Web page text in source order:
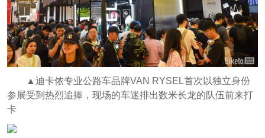
▲迪卡侬专业公路车品牌VAN RYSEL首次以独立身份
参展受到热烈追捧，现场的车迷排出数米长龙的队伍前来打
卡